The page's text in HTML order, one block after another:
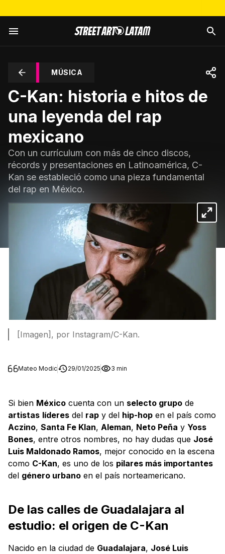
MÚSICA
C-Kan: historia e hitos de
una leyenda del rap
mexicano
Con un currículum con más de cinco discos,
récords y presentaciones en Latinoamérica, C-
Kan se estableció como una pieza fundamental
del rap en México.
[Imagen], por Instagram/C-Kan.
Mateo Modic 29/01/2025 3 min
Si bien México cuenta con un selecto grupo de
artistas líderes del rap y del hip-hop en el país como
Aczino, Santa Fe Klan, Aleman, Neto Peña y Yoss
Bones, entre otros nombres, no hay dudas que José
Luis Maldonado Ramos, mejor conocido en la escena
como C-Kan, es uno de los pilares más importantes
del género urbano en el país norteamericano.
De las calles de Guadalajara al
estudio: el origen de C-Kan
Nacido en la ciudad de Guadalajara, José Luis